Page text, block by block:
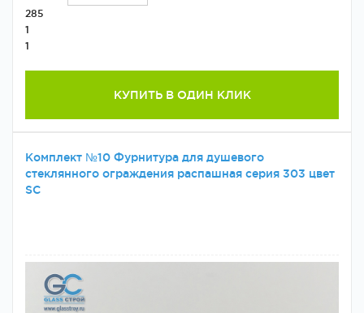
285
1
1
КУПИТЬ В ОДИН КЛИК
Комплект №10 Фурнитура для душевого
стеклянного ограждения распашная серия 303 цвет
SC